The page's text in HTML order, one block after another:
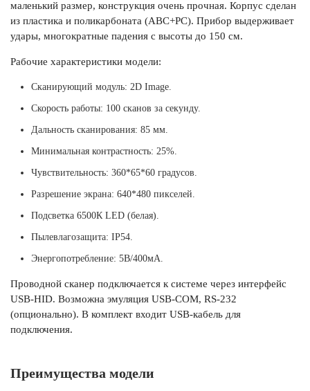
маленький размер, конструкция очень прочная. Корпус сделан
из пластика и поликарбоната (ABC+PC). Прибор выдерживает
удары, многократные падения с высоты до 150 см.
Рабочие характеристики модели:
Сканирующий модуль: 2D Image.
Скорость работы: 100 сканов за секунду.
Дальность сканирования: 85 мм.
Минимальная контрастность: 25%.
Чувствительность: 360*65*60 градусов.
Разрешение экрана: 640*480 пикселей.
Подсветка 6500К LED (белая).
Пылевлагозащита: IP54.
Энергопотребление: 5В/400мА.
Проводной сканер подключается к системе через интерфейс
USB-HID. Возможна эмуляция USB-COM, RS-232
(опционально). В комплект входит USB-кабель для
подключения.
Преимущества модели